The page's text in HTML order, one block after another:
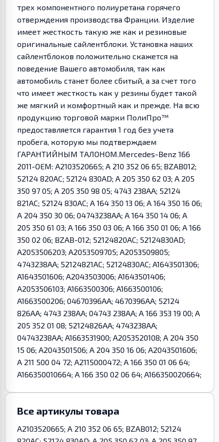
трех компонентного полиуретана горячего
отверждения производства Франции. Изделие
имеет жесткость такую же как и резиновые
оригинальные сайлентблоки. Установка наших
сайлентблоков положительно скажется на
поведение Вашего автомобиля, так как
автомобиль станет более сбитый, а за счет того
что имеет жесткость как у резины будет такой
же мягкий и комфортный как и прежде. На всю
продукцию торговой марки ПолиПро™
предоставляется гарантия 1 год без учета
пробега, которую мы подтверждаем
ГАРАНТИЙНЫМ ТАЛОНОМ.Mercedes-Benz 166
2011-OEM: A2103520665; A 210 352 06 65; BZAB012;
52124 820AC; 52124 830AD; A 205 350 62 03; A 205
350 97 05; A 205 350 98 05; 4743 238AA; 52124
821AC; 52124 830AC; A 164 350 13 06; A 164 350 16 06;
A 204 350 30 06; 04743238AA; A 164 350 14 06; A
205 350 61 03; A 166 350 03 06; A 166 350 01 06; A 166
350 02 06; BZAB-012; 52124820AC; 52124830AD;
A2053506203; A2053509705; A2053509805;
4743238AA; 52124821AC; 52124830AC; A1643501306;
A1643501606; A2043503006; A1643501406;
A2053506103; A1663500306; A1663500106;
A1663500206; 04670396AA; 4670396AA; 52124
826AA; 4743 238AA; 04743 238AA; A 166 353 19 00; A
205 352 01 08; 52124826AA; 4743238AA;
04743238AA; A1663531900; A2053520108; A 204 350
15 06; A2043501506; A 204 350 16 06; A2043501606;
A 211 500 04 72; A2115000472; A 166 350 01 06 64;
A166350010664; A 166 350 02 06 64; A166350020664;
Все артикулы товара
A2103520665; A 210 352 06 65; BZAB012; 52124